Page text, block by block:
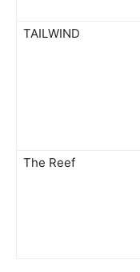
TAILWIND
The Reef